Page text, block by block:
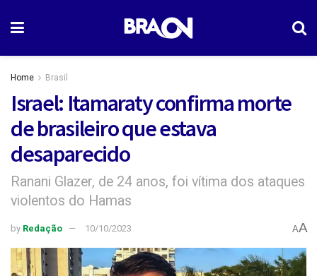
Home Brasil
Israel: Itamaraty confirma morte
de brasileiro que estava
desaparecido
Ranani Glazer, de 24 anos, foi vítima dos ataques
violentos do Hamas
by Redação 10/10/2023 AA